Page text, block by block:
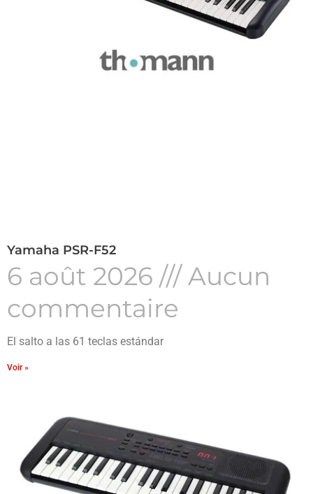
Yamaha PSR-F52
6 août 2026
Aucun
commentaire
El salto a las 61 teclas estándar
Voir »